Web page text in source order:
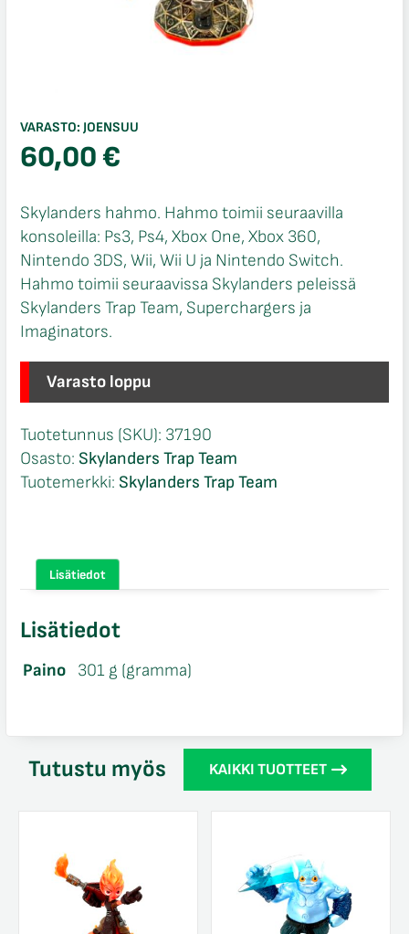
VARASTO: JOENSUU
60,00€
Skylanders hahmo. Hahmo toimii seuraavilla
konsoleilla: Ps3, Ps4, Xbox One, Xbox 360,
Nintendo 3DS, Wii, Wii U ja Nintendo Switch.
Hahmo toimii seuraavissa Skylanders peleissä
Skylanders Trap Team, Superchargers ja
Imaginators.
Varasto loppu
Tuotetunnus (SKU): 37190
Osasto: Skylanders Trap Team
Tuotemerkki: Skylanders Trap Team
Lisätiedot
Lisätiedot
Paino 301 g (gramma)
Tutustu myös KAIKKI TUOTTEET